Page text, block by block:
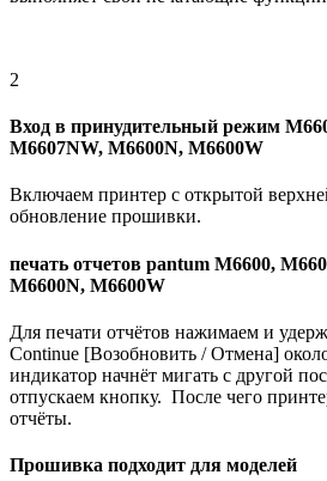
2
Вход в принудительный режим
M6607NW, M6600N, M6600W
Включаем принтер с открытой
обновление прошивки.
печать отчетов pantum M6600,
M6600N, M6600W
Для печати отчётов нажимаем и
Continue [Возобновить / Отмена]
индикатор начнёт мигать с другой
отпускаем кнопку. После чего
отчёты.
Прошивка подходит для моделей